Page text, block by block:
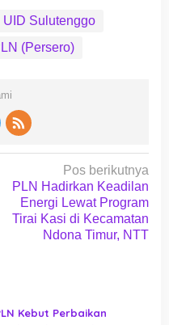
UID Sulutenggo
(Persero)
Pos berikutnya
PLN Hadirkan Keadilan
Energi Lewat Program
Tirai Kasi di Kecamatan
Ndona Timur, NTT
Kebut Perbaikan